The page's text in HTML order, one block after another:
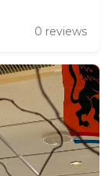
0 reviews